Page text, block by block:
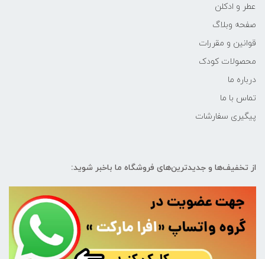
عطر و ادکلن
صفحه وبلاگ
قوانین و مقررات
محصولات کودک
درباره ما
تماس با ما
پیگیری سفارشات
از تخفیف‌ها و جدیدترین‌های فروشگاه ما باخبر شوید: